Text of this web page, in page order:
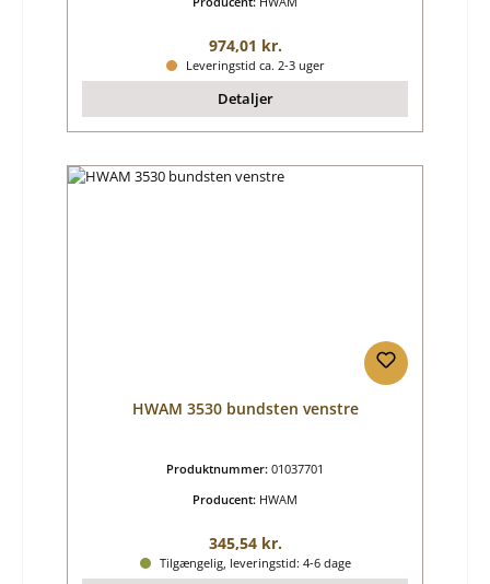
Almindelig pris:
974,01 kr.
Leveringstid ca. 2-3 uger
Detaljer
HWAM 3530 bundsten venstre
Produktnummer: 01037701
Producent: HWAM
Almindelig pris:
345,54 kr.
Tilgængelig, leveringstid: 4-6 dage